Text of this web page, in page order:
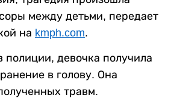
между детьми, передает
на kmph.com.
полиции, девочка получила
в голову. Она
травм.